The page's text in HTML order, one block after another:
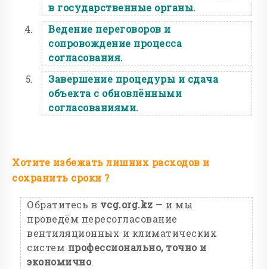
в государственные органы.
Ведение переговоров и
сопровождение процесса
согласования.
Завершение процедуры и сдача
объекта с обновлёнными
согласованиями.
Хотите избежать лишних расходов и
сохранить сроки ?
Обратитесь в vcg.org.kz — и мы
проведём пересогласование
вентиляционных и климатических
систем профессионально, точно и
экономично.